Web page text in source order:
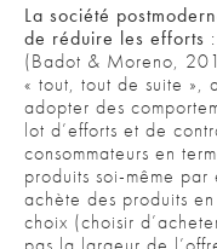
La société
de réduire les efforts
(Badot & Moreno,
« tout, tout de suite »,
adopter des
lot d’efforts et de
consommateurs en
produits soi-même
achète des produits
choix (choisir